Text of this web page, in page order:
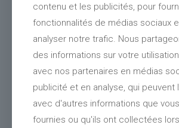
contenu et les publicités, pour
fonctionnalités de médias sociaux
analyser notre trafic. Nous
des informations sur votre
avec nos partenaires en médias
publicité et en analyse, qui peuvent
avec d'autres informations que
fournies ou qu'ils ont collectées